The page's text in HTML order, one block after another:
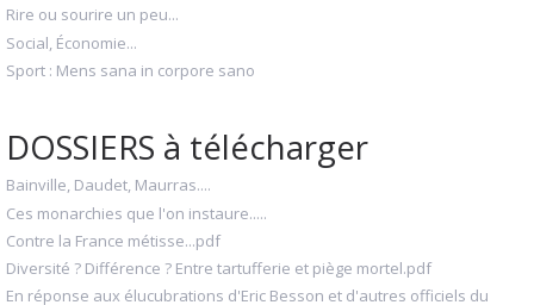
Rire ou sourire un peu...
Social, Économie...
Sport : Mens sana in corpore sano
DOSSIERS à télécharger
Bainville, Daudet, Maurras....
Ces monarchies que l'on instaure.....
Contre la France métisse...pdf
Diversité ? Différence ? Entre tartufferie et piège mortel.pdf
En réponse aux élucubrations d'Eric Besson et d'autres officiels du